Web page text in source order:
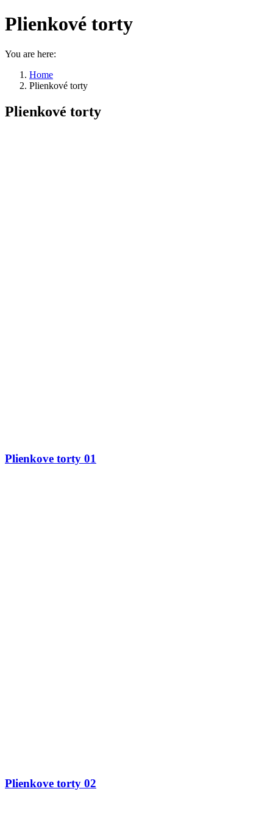
Plienkové torty
You are here:
Home
Plienkové torty
Plienkové torty
Plienkove torty 01
Plienkove torty 02